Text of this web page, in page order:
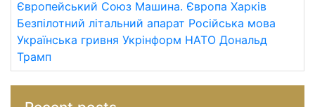
Європейський Союз Машина. Європа Харків
Безпілотний літальний апарат Російська мова
Українська гривня Укрінформ НАТО Дональд
Трамп